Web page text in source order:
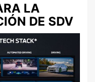
LA
DE SDV